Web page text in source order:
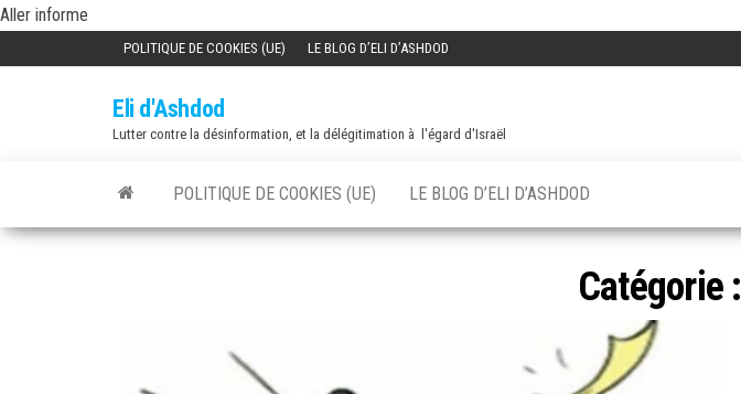
Aller informe
content
POLITIQUE DE COOKIES (UE) LE BLOG D’ELI D’ASHDOD
Eli d'Ashdod
Lutter contre la désinformation, et la délégitimation à l'égard d'Israël
POLITIQUE DE COOKIES (UE) LE BLOG D’ELI D’ASHDOD
Catégorie :